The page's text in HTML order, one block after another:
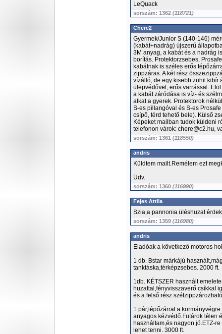
LeQuack
sorszám: 1362 (118721)
Chere2
Gyermek/Junior S (140-146)
(kabát+nadrág) újszerű
3M anyag, a kabát és a nadrág
borítás. Protektorzsebes,
kabátnak is széles erős
zippzáras. A két rész
vízálló, de egy kisebb zuhit kibír
ülepvédővel, erős varrással.
a kabát záródása is víz- és
alkat a gyerek. Protektorok
S-es pillangóval és S-es
csípő, térd tehető bele). Külső
Képeket mailban tudok küldeni
telefonon várok: chere@c2.hu,
sorszám: 1361 (118550)
andris
Küldtem mailt.Remélem ezt
Üdv.
sorszám: 1360 (116990)
Fejes Attila
Szia,a pannonia üléshuzat
sorszám: 1359 (116980)
andris
Eladóak a következő motoros
1 db. Bstar márkájú
tanktáska,térképzsebes. 2000 ft.
1db. KÉTSZER használt
huzattal,fényvisszaverő csíkkal
és a felső rész
1 pár,tépőzárral a
anyagos kézvédő.Futárok télen
használtam,és nagyon jó.ETZ-
lehet tenni. 3000 ft.